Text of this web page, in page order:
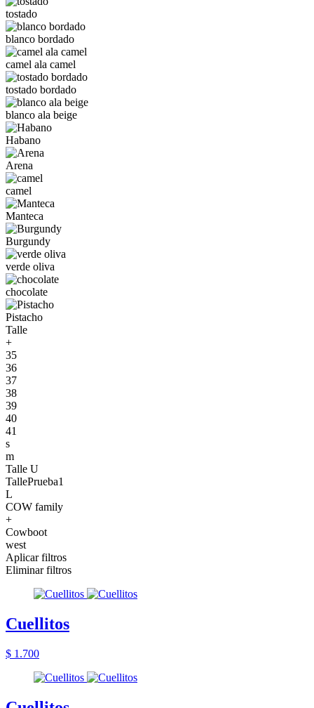
tostado
blanco bordado
camel ala camel
tostado bordado
blanco ala beige
Habano
Arena
camel
Manteca
Burgundy
verde oliva
chocolate
Pistacho
Talle
+
35
36
37
38
39
40
41
s
m
Talle U
TallePrueba1
L
COW family
+
Cowboot
west
Aplicar filtros
Eliminar filtros
Cuellitos
$ 1.700